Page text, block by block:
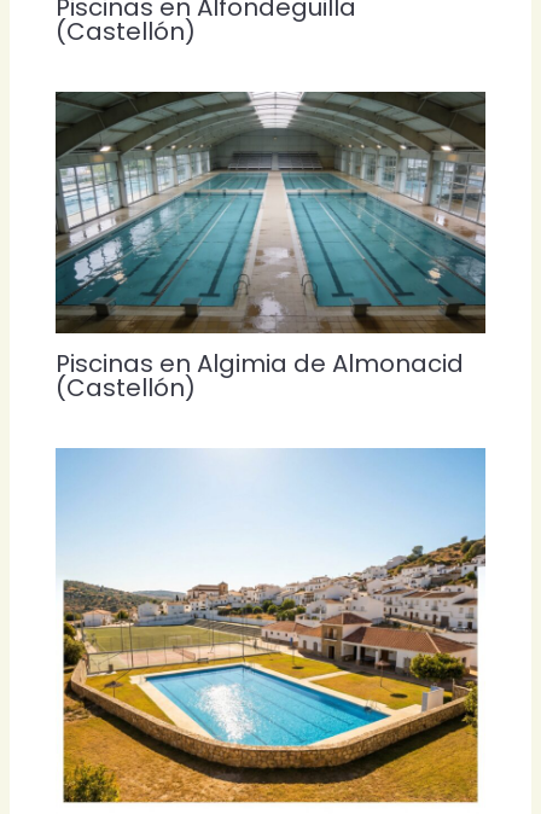
Piscinas en Alfondeguilla
(Castellón)
Piscinas en Algimia de Almonacid
(Castellón)